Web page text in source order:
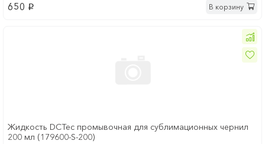
650 p В корзину
Жидкость DCTec промывочная для сублимационных чернил
200 мл (179600-S-200)